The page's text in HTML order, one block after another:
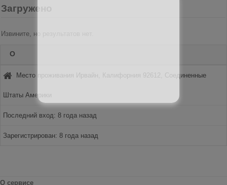
Загружено
Извините, но результатов нет.
О
Место проживания Ирвайн, Калифорния 92612, Соединенные
Штаты Америки
Последний вход: 8 года назад
Зарегистрирован: 8 года назад
О сервисе